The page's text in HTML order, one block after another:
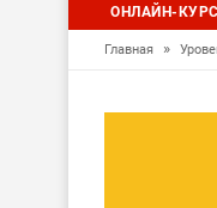
ОНЛАЙН-
Главная »